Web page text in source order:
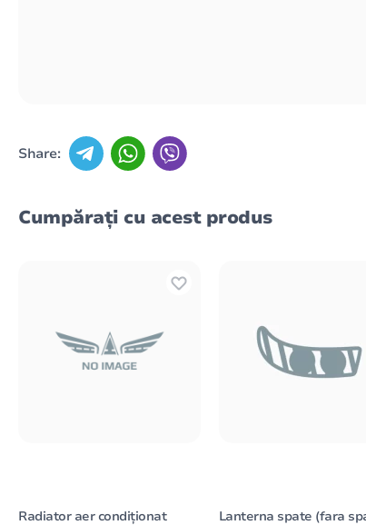
Share:
Cumpărați cu acest produs
Radiator aer condiționat
Lanterna spate (fara